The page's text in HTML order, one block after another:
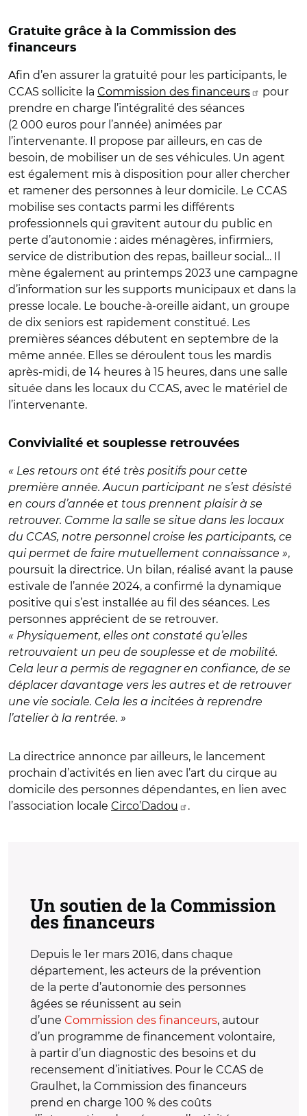
Gratuite grâce à la Commission des
financeurs
Afin d’en assurer la gratuité pour les participants, le
CCAS sollicite la Commission des financeurs
pour
prendre en charge l’intégralité des séances
(2 000 euros pour l’année) animées par
l’intervenante. Il propose par ailleurs, en cas de
besoin, de mobiliser un de ses véhicules. Un agent
est également mis à disposition pour aller chercher
et ramener des personnes à leur domicile. Le CCAS
mobilise ses contacts parmi les différents
professionnels qui gravitent autour du public en
perte d’autonomie : aides ménagères, infirmiers,
service de distribution des repas, bailleur social… Il
mène également au printemps 2023 une campagne
d’information sur les supports municipaux et dans la
presse locale. Le bouche-à-oreille aidant, un groupe
de dix seniors est rapidement constitué. Les
premières séances débutent en septembre de la
même année. Elles se déroulent tous les mardis
après-midi, de 14 heures à 15 heures, dans une salle
située dans les locaux du CCAS, avec le matériel de
l’intervenante.
Convivialité et souplesse retrouvées
« Les retours ont été très positifs pour cette
première année. Aucun participant ne s’est désisté
en cours d’année et tous prennent plaisir à se
retrouver. Comme la salle se situe dans les locaux
du CCAS, notre personnel croise les participants, ce
qui permet de faire mutuellement connaissance »,
poursuit la directrice. Un bilan, réalisé avant la pause
estivale de l’année 2024, a confirmé la dynamique
positive qui s’est installée au fil des séances. Les
personnes apprécient de se retrouver.
« Physiquement, elles ont constaté qu’elles
retrouvaient un peu de souplesse et de mobilité.
Cela leur a permis de regagner en confiance, de se
déplacer davantage vers les autres et de retrouver
une vie sociale. Cela les a incitées à reprendre
l’atelier à la rentrée. »
La directrice annonce par ailleurs, le lancement
prochain d’activités en lien avec l’art du cirque au
domicile des personnes dépendantes, en lien avec
l’association locale Circo’Dadou .
Un soutien de la Commission
des financeurs
Depuis le 1er mars 2016, dans chaque
département, les acteurs de la prévention
de la perte d’autonomie des personnes
âgées se réunissent au sein
d’une Commission des financeurs, autour
d’un programme de financement volontaire,
à partir d’un diagnostic des besoins et du
recensement d’initiatives. Pour le CCAS de
Graulhet, la Commission des financeurs
prend en charge 100 % des coûts